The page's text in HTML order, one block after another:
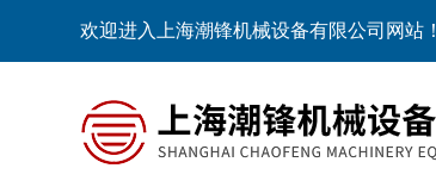
欢迎进入上海潮锋机械设备有限公司网站！